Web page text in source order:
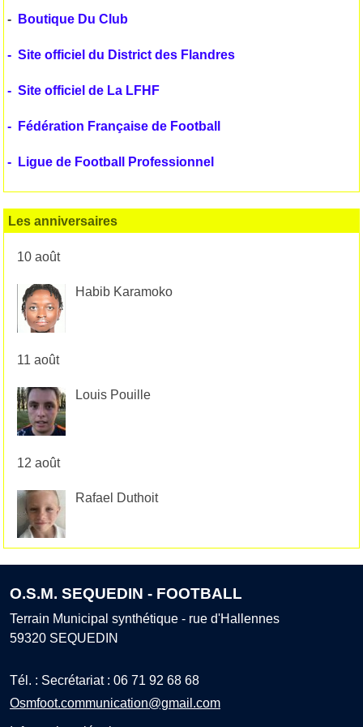
- Boutique Du Club
- Site officiel du District des Flandres
- Site officiel de La LFHF
- Fédération Française de Football
- Ligue de Football Professionnel
Les anniversaires
10 août
Habib Karamoko
11 août
Louis Pouille
12 août
Rafael Duthoit
O.S.M. SEQUEDIN - FOOTBALL
Terrain Municipal synthétique - rue d'Hallennes
59320 SEQUEDIN
Tél. : Secrétariat : 06 71 92 68 68
Osmfoot.communication@gmail.com